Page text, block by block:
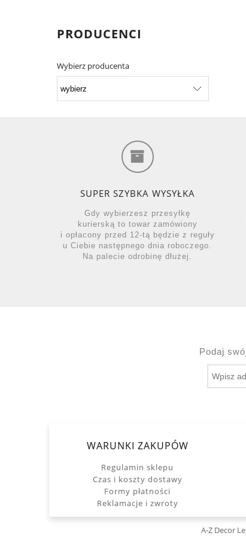
PRODUCENCI
Wybierz producenta
SUPER SZYBKA WYSYŁKA
Gdy wybierzesz przesyłkę
kurierską to towar zamówiony
i opłacony przed 12-tą będzie z reguły
u Ciebie następnego dnia roboczego.
Na palecie odrobinę dłużej.
Podaj
WARUNKI ZAKUPÓW
Regulamin sklepu
Czas i koszty dostawy
Formy płatności
Reklamacje i zwroty
A-Z Decor